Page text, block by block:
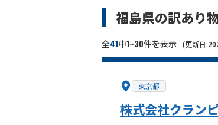
福島県の訳あり
全41中1~30件を表示 (更新日
東京都
株式会社クラン